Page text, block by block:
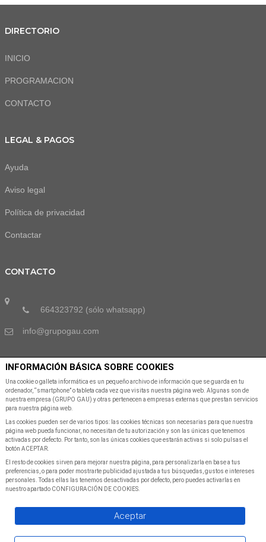
DIRECTORIO
INICIO
PROGRAMACION
CONTACTO
LEGAL & PAGOS
Ayuda
Aviso legal
Política de privacidad
Contactar
CONTACTO
664323792 (sólo whatsapp)
info@grupogau.com
Suscribete a nuestra Newsletter para recibir las últimas noticias y ofertas
SUSCRIBIR A NEWSLETTER
INFORMACIÓN BÁSICA SOBRE COOKIES
Una cookie o galleta informática es un pequeño archivo de información que se guarda en tu
ordenador, “smartphone” o tableta cada vez que visitas nuestra página web. Algunas son de
nuestra empresa (GRUPO GAU) y otras pertenecen a empresas externas que prestan servicios
para nuestra página web.
Las cookies pueden ser de varios tipos: las cookies técnicas son necesarias para que nuestra
página web pueda funcionar, no necesitan de tu autorización y son las únicas que tenemos
activadas por defecto. Por tanto, son las únicas cookies que estarán activas si solo pulsas el
botón ACEPTAR.
El resto de cookies sirven para mejorar nuestra página, para personalizarla en base a tus
preferencias, o para poder mostrarte publicidad ajustada a tus búsquedas, gustos e intereses
personales. Todas ellas las tenemos desactivadas por defecto, pero puedes activarlas en
nuestro apartado CONFIGURACIÓN DE COOKIES.
Aceptar